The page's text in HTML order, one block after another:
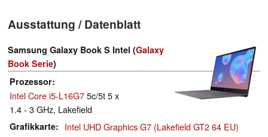
Ausstattung / Datenblatt
Samsung Galaxy Book S Intel (Galaxy
Book Serie)
Prozessor
Intel Core i5-L16G75c/5t 5 x
1.4 - 3 GHz, Lakefield
Grafikkarte Intel UHD Graphics G7 (Lakefield GT2 64 EU)